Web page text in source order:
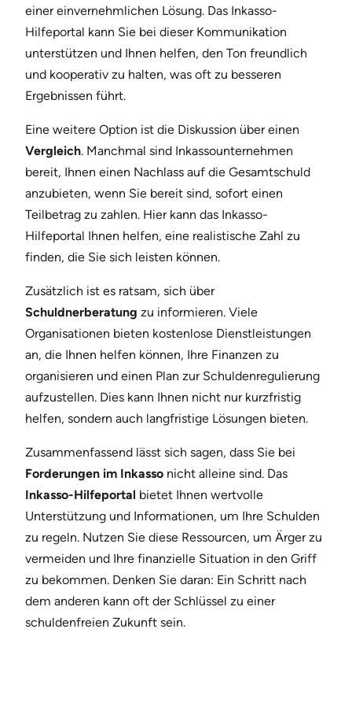
einer einvernehmlichen Lösung. Das Inkasso-
Hilfeportal kann Sie bei dieser Kommunikation
unterstützen und Ihnen helfen, den Ton freundlich
und kooperativ zu halten, was oft zu besseren
Ergebnissen führt.
Eine weitere Option ist die Diskussion über einen
Vergleich. Manchmal sind Inkassounternehmen
bereit, Ihnen einen Nachlass auf die Gesamtschuld
anzubieten, wenn Sie bereit sind, sofort einen
Teilbetrag zu zahlen. Hier kann das Inkasso-
Hilfeportal Ihnen helfen, eine realistische Zahl zu
finden, die Sie sich leisten können.
Zusätzlich ist es ratsam, sich über
Schuldnerberatung zu informieren. Viele
Organisationen bieten kostenlose Dienstleistungen
an, die Ihnen helfen können, Ihre Finanzen zu
organisieren und einen Plan zur Schuldenregulierung
aufzustellen. Dies kann Ihnen nicht nur kurzfristig
helfen, sondern auch langfristige Lösungen bieten.
Zusammenfassend lässt sich sagen, dass Sie bei
Forderungen im Inkasso nicht alleine sind. Das
Inkasso-Hilfeportal bietet Ihnen wertvolle
Unterstützung und Informationen, um Ihre Schulden
zu regeln. Nutzen Sie diese Ressourcen, um Ärger zu
vermeiden und Ihre finanzielle Situation in den Griff
zu bekommen. Denken Sie daran: Ein Schritt nach
dem anderen kann oft der Schlüssel zu einer
schuldenfreien Zukunft sein.